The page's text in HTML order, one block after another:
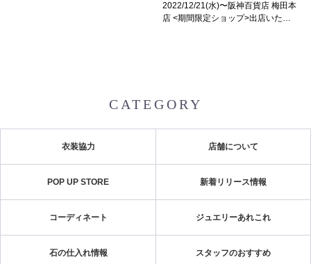
2022/12/21(水)〜阪神百貨店 梅田本
店 <期間限定ショップ>出店いた…
CATEGORY
衣装協力 店舗について
POP UP STORE 新着リリース情報
コーディネート ジュエリーあれこれ
石の仕入れ情報 スタッフのおすすめ